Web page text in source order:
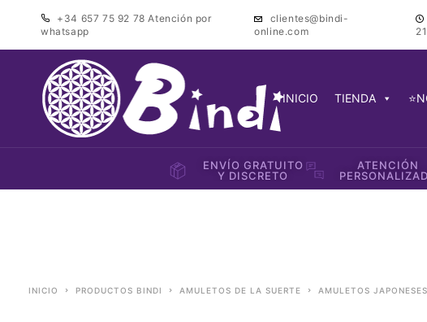
+34 657 75 92 78Atención por
whatsapp
clientes@bindi-
online.com
INICIO TIENDA
ENVÍO GRATUITO
Y DISCRETO
ATENCIÓN
INICIO PRODUCTOS BINDI AMULETOS DE LA SUERTE AMULETOS JAPONESES